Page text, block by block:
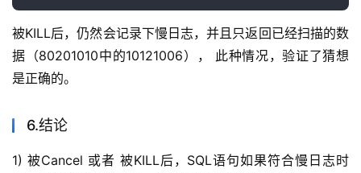
被KILL后，仍然会记录下慢日志，并且只返回已经扫描的数
据（80201010中的10121006）， 此种情况，验证了猜想
是正确的。
6.结论
1) 被Cancel 或者 被KILL后，SQL语句如果符合慢日志时